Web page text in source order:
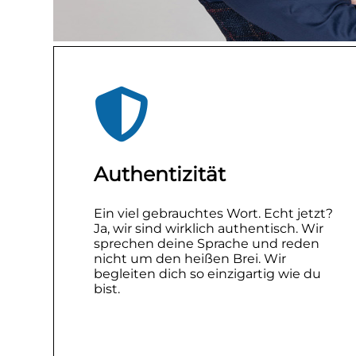
Authentizität
Ein viel gebrauchtes Wort. Echt jetzt?
Ja, wir sind wirklich authentisch. Wir
sprechen deine Sprache und reden
nicht um den heißen Brei. Wir
begleiten dich so einzigartig wie du
bist.